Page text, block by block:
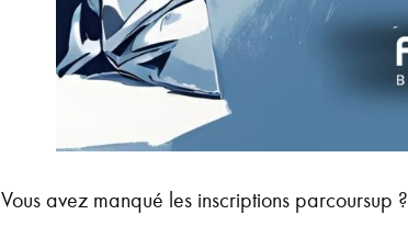
Vous avez manqué les inscriptions parcoursup ?